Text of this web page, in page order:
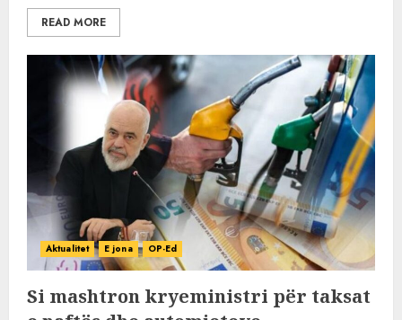
READ MORE
Aktualitet E jona OP-Ed
Si mashtron kryeministri për taksat